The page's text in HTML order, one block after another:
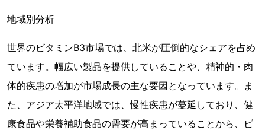
地域別分析
世界のビタミンB3市場では、北米が圧倒的なシェアを占め
ています。幅広い製品を提供していることや、精神的・肉
体的疾患の増加が市場成長の主な要因となっています。ま
た、アジア太平洋地域では、慢性疾患が蔓延しており、健
康食品や栄養補助食品の需要が高まっていることから、ビ